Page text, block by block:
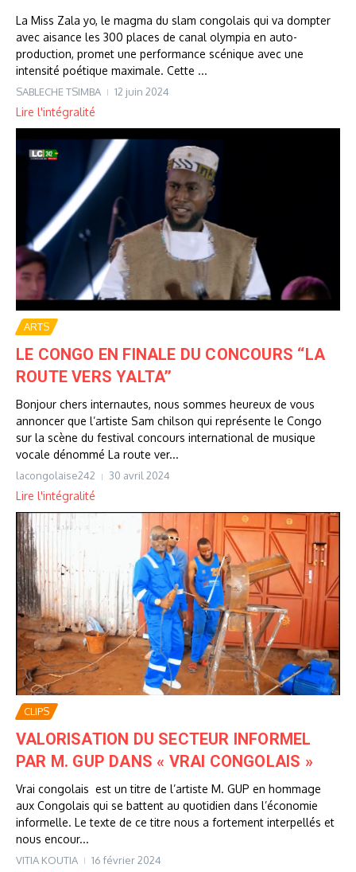
La Miss Zala yo, le magma du slam congolais qui va dompter
avec aisance les 300 places de canal olympia en auto-
production, promet une performance scénique avec une
intensité poétique maximale. Cette ...
SABLECHE TSIMBA 12 juin 2024
Lire l'intégralité
ARTS
LE CONGO EN FINALE DU CONCOURS ‘‘LA
ROUTE VERS YALTA’’
Bonjour chers internautes, nous sommes heureux de vous
annoncer que l’artiste Sam chilson qui représente le Congo
sur la scène du festival concours international de musique
vocale dénommé La route ver...
lacongolaise242 30 avril 2024
Lire l'intégralité
CLIPS
VALORISATION DU SECTEUR INFORMEL
PAR M. GUP DANS « VRAI CONGOLAIS »
Vrai congolais est un titre de l’artiste M. GUP en hommage
aux Congolais qui se battent au quotidien dans l’économie
informelle. Le texte de ce titre nous a fortement interpellés et
nous encour...
VITIA KOUTIA 16 février 2024